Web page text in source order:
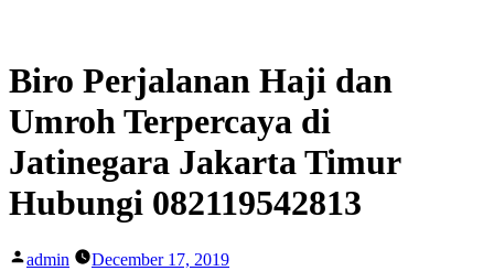
content
Biro Perjalanan Haji dan
Umroh Terpercaya di
Jatinegara Jakarta Timur
Hubungi 082119542813
Posted
admin
December 17, 2019